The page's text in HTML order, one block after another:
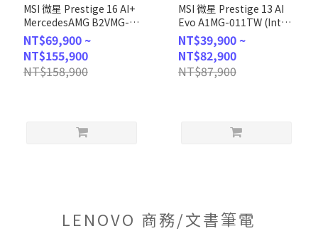
MSI 微星 Prestige 16 AI+
MercedesAMG B2VMG-
084TW (Intel Core Ultra
9 288V/32GB/2TB
SSD/WIN11P/UHD+/16)
客製化AI商務筆電
NT$69,900 ~
NT$155,900
NT$158,900
MSI 微星 Prestige 13 AI
Evo A1MG-011TW (Intel
Core Ultra 7
155H/32G/1T
SSD/W11P/QHD+/13.3) 客
製化AI商務筆電
NT$39,900 ~
NT$82,900
NT$87,900
LENOVO 商務/文書筆電